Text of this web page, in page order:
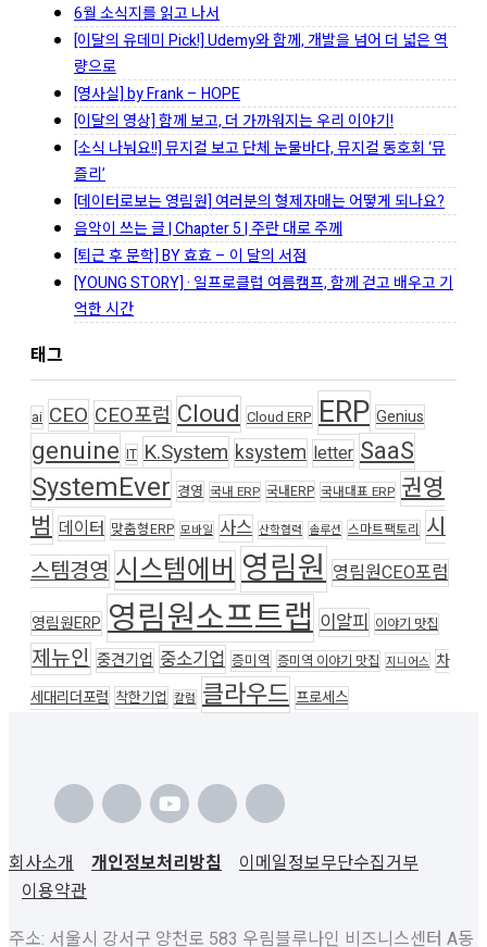
6월 소식지를 읽고 나서
[이달의 유데미 Pick!] Udemy와 함께, 개발을 넘어 더 넓은 역
량으로
[영사실] by Frank – HOPE
[이달의 영상] 함께 보고, 더 가까워지는 우리 이야기!
[소식 나눠요!!] 뮤지컬 보고 단체 눈물바다, 뮤지컬 동호회 ‘뮤
즐리’
[데이터로보는 영림원] 여러분의 형제자매는 어떻게 되나요?
음악이 쓰는 글 | Chapter 5 | 주란 대로 주께
[퇴근 후 문학] BY 효효 – 이 달의 서점
[YOUNG STORY] · 일프로클럽 여름캠프, 함께 걷고 배우고 기
억한 시간
태그
ai CEO CEO포럼 Cloud Cloud ERP ERP Genius
genuine IT K.System ksystem letter SaaS
SystemEver 경영 국내 ERP 국내ERP 국내대표 ERP 권영
범 데이터 맞춤형ERP 모바일 사스 산학협력 솔루션 스마트팩토리 시
스템경영 시스템에버영림원 영림원CEO포럼
영림원ERP 영림원소프트랩 이알피 이야기 맛집
제뉴인 중견기업 중소기업 증미역 증미역 이야기 맛집 지니어스 차
세대리더포럼 착한기업 칼럼 클라우드 프로세스
회사소개 개인정보처리방침
이메일정보무단수집거부
이용약관
주소: 서울시 강서구 양천로 583 우림블루나인 비즈니스센터 A동